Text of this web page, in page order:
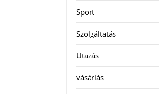
Sport
Szolgáltatás
Utazás
vásárlás